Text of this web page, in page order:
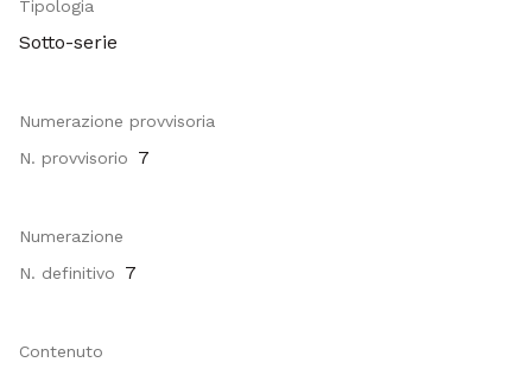
Tipologia
Sotto-serie
Numerazione provvisoria
N. provvisorio
7
Numerazione
N. definitivo
7
Contenuto